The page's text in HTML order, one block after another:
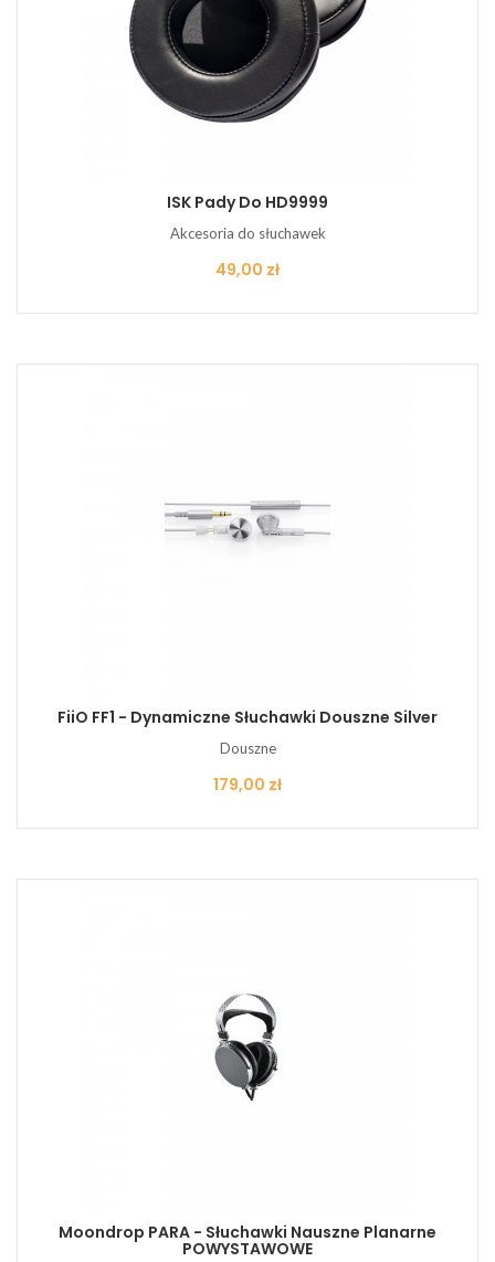
ISK Pady Do HD9999
Akcesoria do słuchawek
Cena
49,00 zł
FiiO FF1 - Dynamiczne Słuchawki Douszne Silver
Douszne
Cena
179,00 zł
Moondrop PARA - Słuchawki Nauszne Planarne
POWYSTAWOWE